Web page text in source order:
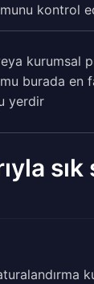
kontrol
kurumsal
burada en
yerdir
sık